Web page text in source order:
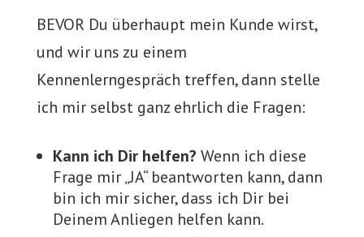
BEVOR Du überhaupt mein Kunde wirst,
und wir uns zu einem
Kennenlerngespräch treffen, dann stelle
ich mir selbst ganz ehrlich die Fragen:
Kann ich Dir helfen? Wenn ich diese
Frage mir „JA“ beantworten kann, dann
bin ich mir sicher, dass ich Dir bei
Deinem Anliegen helfen kann.